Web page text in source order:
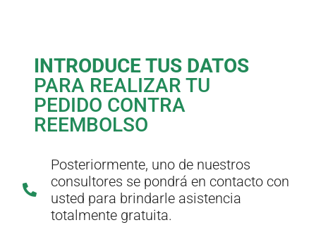
INTRODUCE TUS DATOS
PARA REALIZAR TU
PEDIDO CONTRA
REEMBOLSO
Posteriormente, uno de nuestros
consultores se pondrá en contacto con
usted para brindarle asistencia
totalmente gratuita.